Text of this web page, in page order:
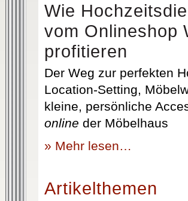
Wie
vom Onlineshop
profitieren
Der Weg zur perfekten
Location-Setting,
kleine, persönliche
online der Möbelhaus
» Mehr lesen…
Artikelthemen